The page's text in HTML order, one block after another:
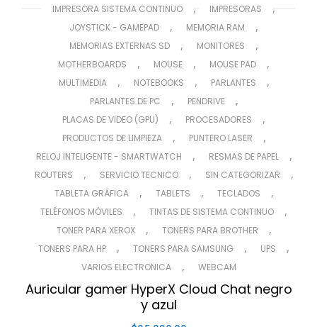
IMPRESORA SISTEMA CONTINUO , IMPRESORAS ,
JOYSTICK - GAMEPAD , MEMORIA RAM ,
MEMORIAS EXTERNAS SD , MONITORES ,
MOTHERBOARDS , MOUSE , MOUSE PAD ,
MULTIMEDIA , NOTEBOOKS , PARLANTES ,
PARLANTES DE PC , PENDRIVE ,
PLACAS DE VIDEO (GPU) , PROCESADORES ,
PRODUCTOS DE LIMPIEZA , PUNTERO LASER ,
RELOJ INTELIGENTE - SMARTWATCH , RESMAS DE PAPEL ,
ROUTERS , SERVICIO TECNICO , SIN CATEGORIZAR ,
TABLETA GRÁFICA , TABLETS , TECLADOS ,
TELÉFONOS MÓVILES , TINTAS DE SISTEMA CONTINUO ,
TONER PARA XEROX , TONERS PARA BROTHER ,
TONERS PARA HP , TONERS PARA SAMSUNG , UPS ,
VARIOS ELECTRONICA , WEBCAM
Auricular gamer HyperX Cloud Chat negro
y azul